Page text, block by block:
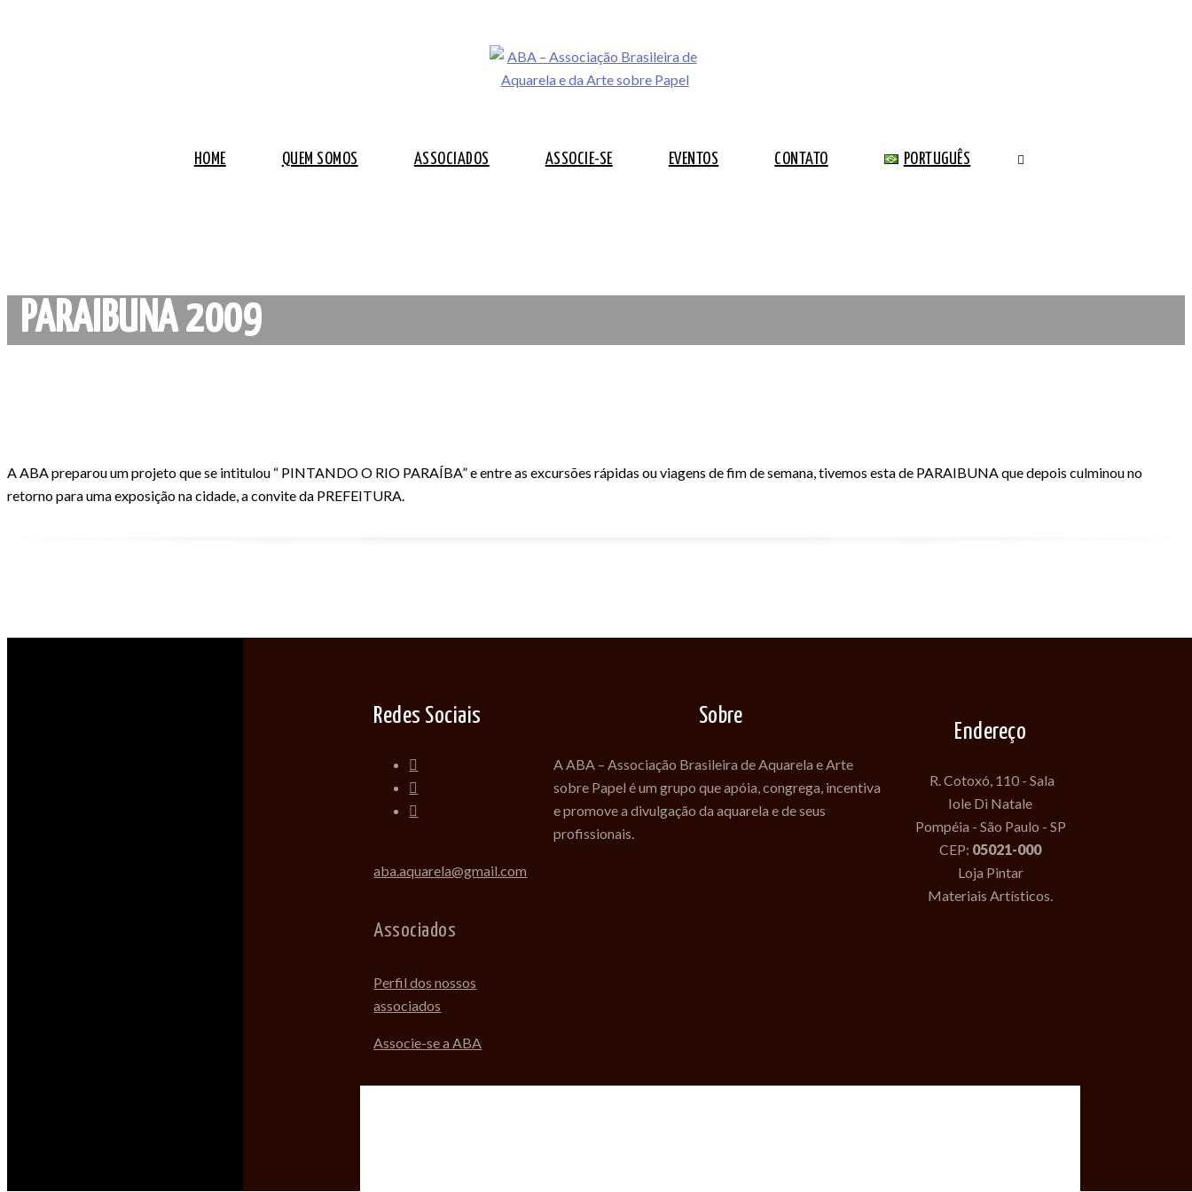
HOME QUEM SOMOS ASSOCIADOS ASSOCIE-SE EVENTOS CONTATO PORTUGUÊS
PARAIBUNA 2009
A ABA preparou um projeto que se intitulou “ PINTANDO O RIO PARAÍBA” e entre as excursões rápidas ou viagens de fim de semana, tivemos esta de PARAIBUNA que depois culminou no
retorno para uma exposição na cidade, a convite da PREFEITURA.
Redes Sociais
aba.aquarela@gmail.com
Associados
Perfil dos nossos
associados
Associe-se a ABA
Sobre
A ABA – Associação Brasileira de Aquarela e Arte
sobre Papel é um grupo que apóia, congrega, incentiva
e promove a divulgação da aquarela e de seus
profissionais.
Endereço
R. Cotoxó, 110 - Sala
Iole Di Natale
Pompéia - São Paulo - SP
CEP: 05021-000
Loja Pintar
Materiais Artísticos.